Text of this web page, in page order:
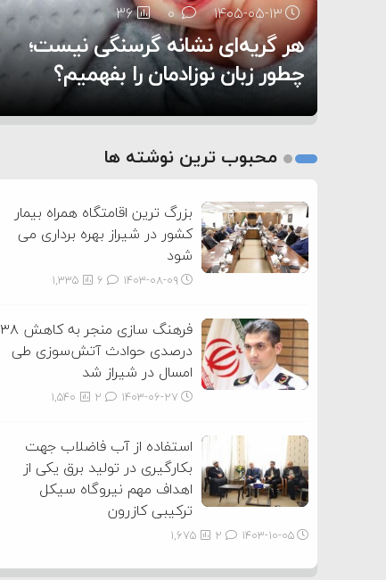
۱۴۰۵-۰۵-۱۳ 0
36
هر گریه‌ای نشانه گرسنگی نیست؛
چطور زبان نوزادمان را بفهمیم؟
۱۴۰۵-۰۵-۱۲ 0
26
تغذیه پدر می‌تواند بر سلامت نوزاد
تأثیر بگذارد
۱۴۰۵-۰۵-۱۲ 0
11
روی دیگر زندگی
2
محبوب ترین نوشته ها
بزرگ ترین اقامتگاه همراه بیمار
کشور در شیراز بهره برداری می
شود
۱۴۰۳-۰۸-۰۹ 1,335
فرهنگ سازی منجر به کاهش ۳۸
درصدی حوادث آتش‌سوزی طی
امسال در شیراز شد
۱۴۰۳-۰۶-۲۷ 1,540
استفاده از آب فاضلاب جهت
بکارگیری در تولید برق یکی از
اهداف مهم نیروگاه سیکل
ترکیبی کازرون
۱۴۰۳-۱۰-۰۵ 1,675